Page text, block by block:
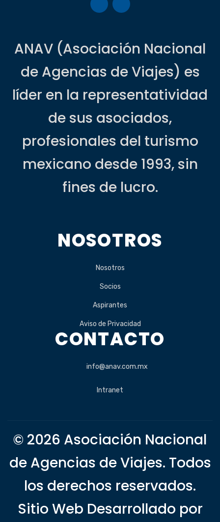
ANAV (Asociación Nacional
de Agencias de Viajes) es
líder en la representatividad
de sus asociados,
profesionales del turismo
mexicano desde 1993, sin
fines de lucro.
NOSOTROS
Nosotros
Socios
Aspirantes
Aviso de Privacidad
CONTACTO
info@anav.com.mx
Intranet
© 2026 Asociación Nacional
de Agencias de Viajes. Todos
los derechos reservados.
Sitio Web Desarrollado por